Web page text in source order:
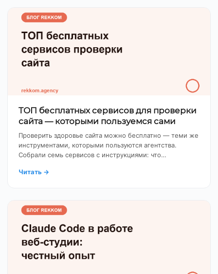
ТОП бесплатных сервисов для проверки
сайта — которыми пользуемся сами
Проверить здоровье сайта можно бесплатно — теми же
инструментами, которыми пользуются агентства.
Собрали семь сервисов с инструкциями: что…
Читать →